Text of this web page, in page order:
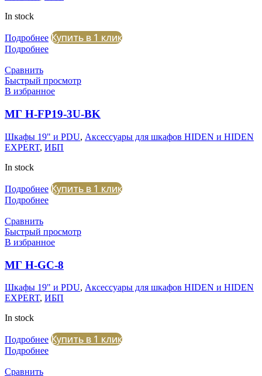
In stock
Подробнее Купить в 1 клик
Подробнее
Сравнить
Быстрый просмотр
В избранное
МГ H-FP19-3U-BK
Шкафы 19" и PDU, Аксессуары для шкафов HIDEN и HIDEN
EXPERT, ИБП
In stock
Подробнее Купить в 1 клик
Подробнее
Сравнить
Быстрый просмотр
В избранное
МГ H-GC-8
Шкафы 19" и PDU, Аксессуары для шкафов HIDEN и HIDEN
EXPERT, ИБП
In stock
Подробнее Купить в 1 клик
Подробнее
Сравнить